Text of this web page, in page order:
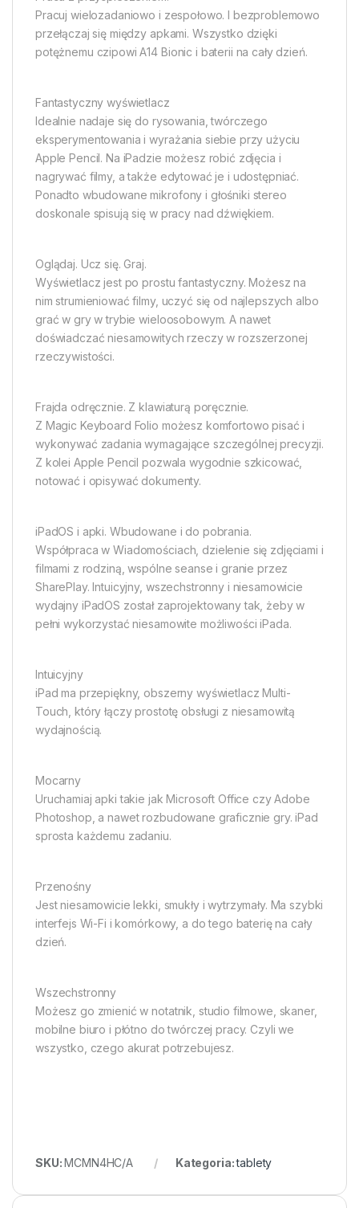
Pracuj wielozadaniowo i zespołowo. I bezproblemowo
przełączaj się między apkami. Wszystko dzięki
potężnemu czipowi A14 Bionic i baterii na cały dzień.
Fantastyczny wyświetlacz
Idealnie nadaje się do rysowania, twórczego
eksperymentowania i wyrażania siebie przy użyciu
Apple Pencil. Na iPadzie możesz robić zdjęcia i
nagrywać filmy, a także edytować je i udostępniać.
Ponadto wbudowane mikrofony i głośniki stereo
doskonale spisują się w pracy nad dźwiękiem.
Oglądaj. Ucz się. Graj.
Wyświetlacz jest po prostu fantastyczny. Możesz na
nim strumieniować filmy, uczyć się od najlepszych albo
grać w gry w trybie wieloosobowym. A nawet
doświadczać niesamowitych rzeczy w rozszerzonej
rzeczywistości.
Frajda odręcznie. Z klawiaturą poręcznie.
Z Magic Keyboard Folio możesz komfortowo pisać i
wykonywać zadania wymagające szczególnej precyzji.
Z kolei Apple Pencil pozwala wygodnie szkicować,
notować i opisywać dokumenty.
iPadOS i apki. Wbudowane i do pobrania.
Współpraca w Wiadomościach, dzielenie się zdjęciami i
filmami z rodziną, wspólne seanse i granie przez
SharePlay. Intuicyjny, wszechstronny i niesamowicie
wydajny iPadOS został zaprojektowany tak, żeby w
pełni wykorzystać niesamowite możliwości iPada.
Intuicyjny
iPad ma przepiękny, obszerny wyświetlacz Multi-
Touch, który łączy prostotę obsługi z niesamowitą
wydajnością.
Mocarny
Uruchamiaj apki takie jak Microsoft Office czy Adobe
Photoshop, a nawet rozbudowane graficznie gry. iPad
sprosta każdemu zadaniu.
Przenośny
Jest niesamowicie lekki, smukły i wytrzymały. Ma szybki
interfejs Wi-Fi i komórkowy, a do tego baterię na cały
dzień.
Wszechstronny
Możesz go zmienić w notatnik, studio filmowe, skaner,
mobilne biuro i płótno do twórczej pracy. Czyli we
wszystko, czego akurat potrzebujesz.
SKU:MCMN4HC/A Kategoria:tablety